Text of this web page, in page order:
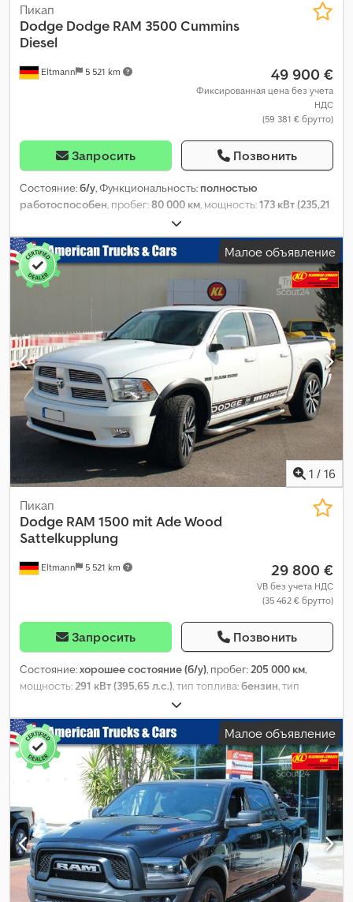
Eltmann 5 521 km
Пикап
Dodge Dodge RAM 3500 Cummins
Diesel
49 900 €
Фиксированная цена без учета
НДС
(59 381 € брутто)
Запросить Позвонить
Состояние:б/у, Функциональность: полностью
работоспособен , пробег:80 000 км , мощность:173 кВт (235,21
, тип передачи:
общий вес:4 990 кг, собственный вес:4 790 кг, максимальная
грузоподъёмность:200 кг, первая регистрация:08/2020,
следующая проверка (TÜV):08/2001, длина грузового отсека:
3 200 мм
, ширина пространства для загрузки: 1 250 мм, высота
, класс выбросов:Евро 4
сталь-воздух, размер шины: 235 / 85 r 16,
Год выпуска:2002, топливо: дизель
, номер машины/
транспортного средства:3B6MC36672M308731
Оборудование:гидравлика, кабельная лебёдка,
кондиционер, круиз-контроль, подушка безопасности,
прицепное устройство,
Малое объявление
1 / 16
Eltmann 5 521 km
Пикап
Dodge RAM 1500 mit Ade Wood
Sattelkupplung
29 800 €
VB без учета НДС
(35 462 € брутто)
Запросить Позвонить
Состояние:хорошее состояние (б/у), пробег:205 000 км,
мощность:291 кВт (395,65 л.с.), тип топлива:бензин, тип
, конфигурация осей:
вес:3 500 кг, собственный вес:2 500 кг, максимальная
грузоподъёмность:1 000 кг, эксплуатационная масса:7 000 кг,
первая регистрация:10/2012, класс выбросов:Евро 5, цвет:
белый
, подвеска:воздух, размер шины:305/45 R 22,
количество мест:5, количество предыдущих владельцев:
2012, Оборудование:
ABS, блокировка
дифференциала, всесезонные шины, кондиционер, круиз-
контроль, навигационная система, подогрев сиденья,
полный привод, прицепное устройство, противотуманные
фары, регистрация грузовика, центральный замок,
Малое объявление